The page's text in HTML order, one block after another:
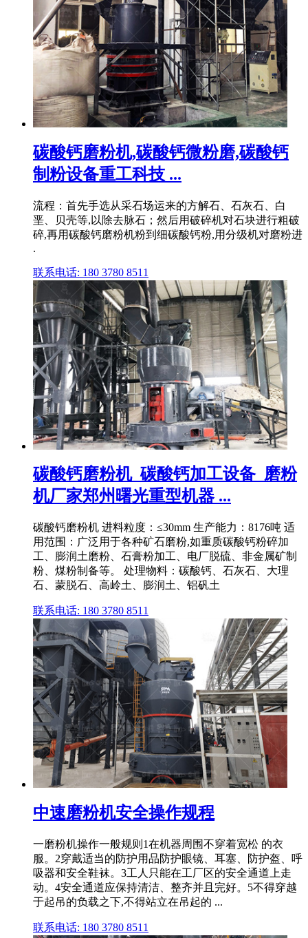
碳酸钙磨粉机,碳酸钙微粉磨,碳酸钙
制粉设备重工科技 ...
流程：首先手选从采石场运来的方解石、石灰石、白
垩、贝壳等,以除去脉石；然后用破碎机对石块进行粗破
碎,再用碳酸钙磨粉机粉到细碳酸钙粉,用分级机对磨粉进
.
联系电话: 180 3780 8511
碳酸钙磨粉机_碳酸钙加工设备_磨粉
机厂家郑州曙光重型机器 ...
碳酸钙磨粉机 进料粒度：≤30mm 生产能力：8176吨 适
用范围：广泛用于各种矿石磨粉,如重质碳酸钙粉碎加
工、膨润土磨粉、石膏粉加工、电厂脱硫、非金属矿制
粉、煤粉制备等。 处理物料：碳酸钙、石灰石、大理
石、蒙脱石、高岭土、膨润土、铝矾土
联系电话: 180 3780 8511
中速磨粉机安全操作规程
一磨粉机操作一般规则1在机器周围不穿着宽松 的衣
服。2穿戴适当的防护用品防护眼镜、耳塞、防护盔、呼
吸器和安全鞋袜。3工人只能在工厂区的安全通道上走
动。4安全通道应保持清洁、整齐并且完好。5不得穿越
于起吊的负载之下,不得站立在吊起的 ...
联系电话: 180 3780 8511